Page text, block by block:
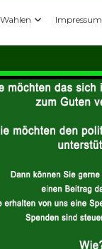
Wahlen Impressum